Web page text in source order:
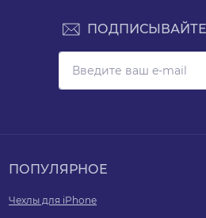
ПОПУЛЯРНОЕ
Чехлы для iPhone